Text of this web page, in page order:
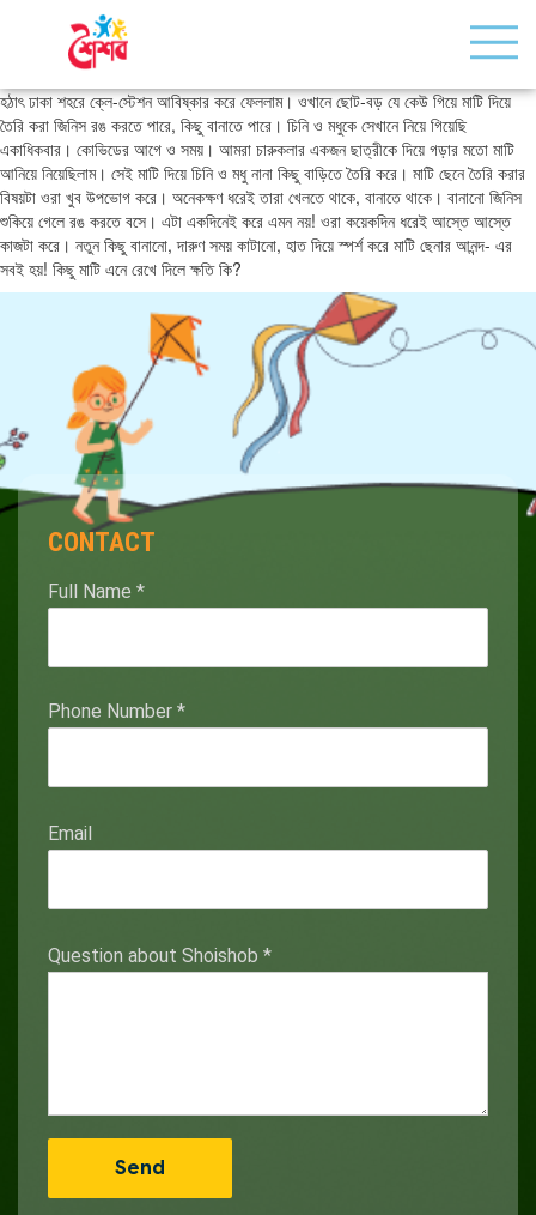
হঠাৎ ঢাকা শহরে ক্লে-স্টেশন আবিষ্কার করে ফেললাম। ওখানে ছোট-বড় যে কেউ গিয়ে মাটি দিয়ে
তৈরি করা জিনিস রঙ করতে পারে, কিছু বানাতে পারে। চিনি ও মধুকে সেখানে নিয়ে গিয়েছি
একাধিকবার। কোভিডের আগে ও সময়। আমরা চারুকলার একজন ছাত্রীকে দিয়ে গড়ার মতো মাটি
আনিয়ে নিয়েছিলাম। সেই মাটি দিয়ে চিনি ও মধু নানা কিছু বাড়িতে তৈরি করে। মাটি ছেনে তৈরি করার
বিষয়টা ওরা খুব উপভোগ করে। অনেকক্ষণ ধরেই তারা খেলতে থাকে, বানাতে থাকে। বানানো জিনিস
শুকিয়ে গেলে রঙ করতে বসে। এটা একদিনেই করে এমন নয়! ওরা কয়েকদিন ধরেই আস্তে আস্তে
কাজটা করে। নতুন কিছু বানানো, দারুণ সময় কাটানো, হাত দিয়ে স্পর্শ করে মাটি ছেনার আনন্দ- এর
সবই হয়! কিছু মাটি এনে রেখে দিলে ক্ষতি কি?
CONTACT
Full Name *
Phone Number *
Email
Question about Shoishob *